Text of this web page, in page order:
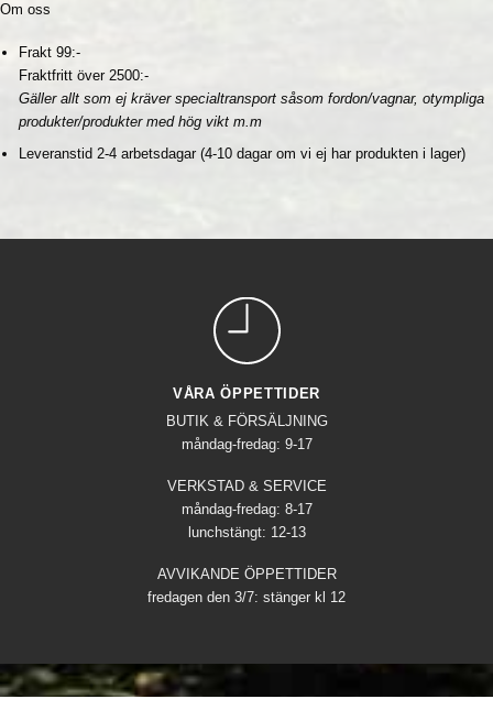
Om oss
Frakt 99:-
Fraktfritt över 2500:-
Gäller allt som ej kräver specialtransport såsom fordon/vagnar, otympliga
produkter/produkter med hög vikt m.m
Leveranstid 2-4 arbetsdagar (4-10 dagar om vi ej har produkten i lager)
VÅRA ÖPPETTIDER
BUTIK & FÖRSÄLJNING
måndag-fredag: 9-17
VERKSTAD & SERVICE
måndag-fredag: 8-17
lunchstängt: 12-13
AVVIKANDE ÖPPETTIDER
fredagen den 3/7: stänger kl 12